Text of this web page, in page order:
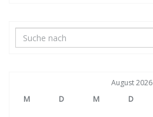
August 2026
M
D M D